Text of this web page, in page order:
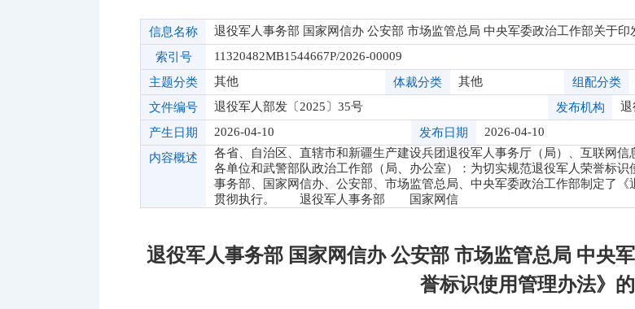
信息名称
退役军人事务部 国家网信办 公安部 市场监管总局 中央军委政治工作部关于
索引号
11320482MB1544667P/2026-00009
主题分类
其他 体裁分类 其他 组配分类
文件编号
退役军人部发〔2025〕35号 发布机构
退
产生日期
2026-04-10 发布日期 2026-04-10
内容概述
各省、自治区、直辖市和新疆生产建设兵团退役军人事务厅（局）、互联网
各单位和武警部队政治工作部（局、办公室）：为切实规范退役军人荣誉标
事务部、国家网信办、公安部、市场监管总局、中央军委政治工作部制定了
贯彻执行。 退役军人事务部 国家网信
退役军人事务部 国家网信办 公安部 市场监管总局 中央
誉标识使用管理办法》